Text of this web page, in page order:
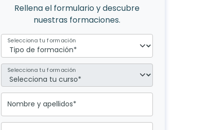
Rellena el formulario y descubre
nuestras formaciones.
Selecciona tu formación
Selecciona tu formación
Nombre y apellidos*